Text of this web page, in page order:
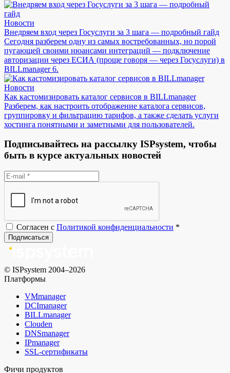
Новости
Внедряем вход через Госуслуги за 3 шага — подробный гайд
Сегодня разберем одну из самых востребованных, но порой
пугающей своими нюансами интеграций — подключение
авторизации через ЕСИА (проще говоря — через Госуслуги) в
BILLmanager 6.
Новости
Как кастомизировать каталог сервисов в BILLmanager
Разберем, как настроить отображение каталога сервисов,
группировку и фильтрацию тарифов, а также сделать услуги
хостинга понятными и заметными для пользователей.
Подписывайтесь на рассылку ISPsystem, чтобы
быть в курсе актуальных новостей
Согласен с Политикой конфиденциальности *
Подписаться
© ISPsystem 2004–2026
Платформы
VMmanager
DCImanager
BILLmanager
Clouden
DNSmanager
IPmanager
SSL-сертификаты
Фичи продуктов